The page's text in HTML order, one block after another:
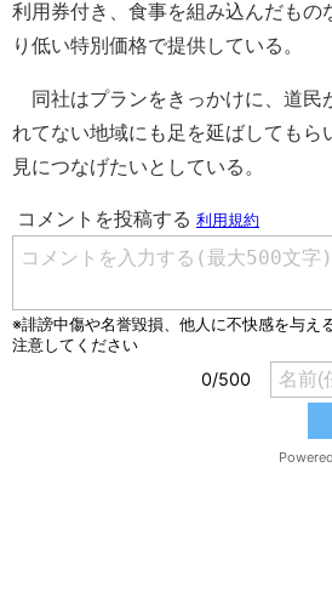
利用券付き、食事を組み込んだもの
り低い特別価格で提供している。
同社はプランをきっかけに、道民
れてない地域にも足を延ばしてもら
見につなげたいとしている。